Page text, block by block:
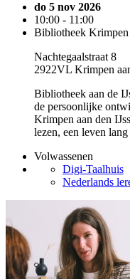
do 5 nov 2026
10:00 - 11:00
Bibliotheek Krimpen
Nachtegaalstraat 8
2922VL Krimpen
Bibliotheek aan de
de persoonlijke
Krimpen aan den
lezen, een leven
Volwassenen
Digi-Taalhuis
Nederlands